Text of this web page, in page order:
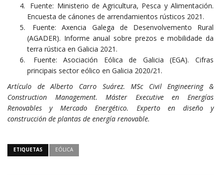
Fuente: Ministerio de Agricultura, Pesca y Alimentación.
Encuesta de cánones de arrendamientos rústicos 2021.
Fuente: Axencia Galega de Desenvolvemento Rural
(AGADER). Informe anual sobre prezos e mobilidade da
terra rústica en Galicia 2021.
Fuente: Asociación Eólica de Galicia (EGA). Cifras
principais sector eólico en Galicia 2020/21.
Artículo de Alberto Carro Suárez. MSc Civil Engineering &
Construction Management. Máster Executive en Energías
Renovables y Mercado Energético. Experto en diseño y
construcción de plantas de energía renovable.
ETIQUETAS EÓLICA